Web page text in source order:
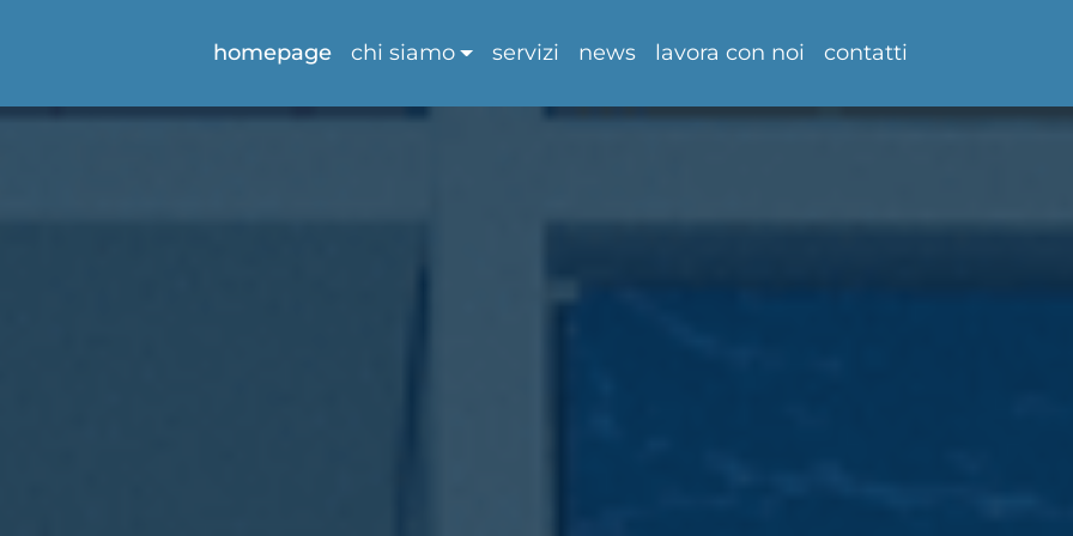
homepage chi siamo servizi news lavora con noi contatti